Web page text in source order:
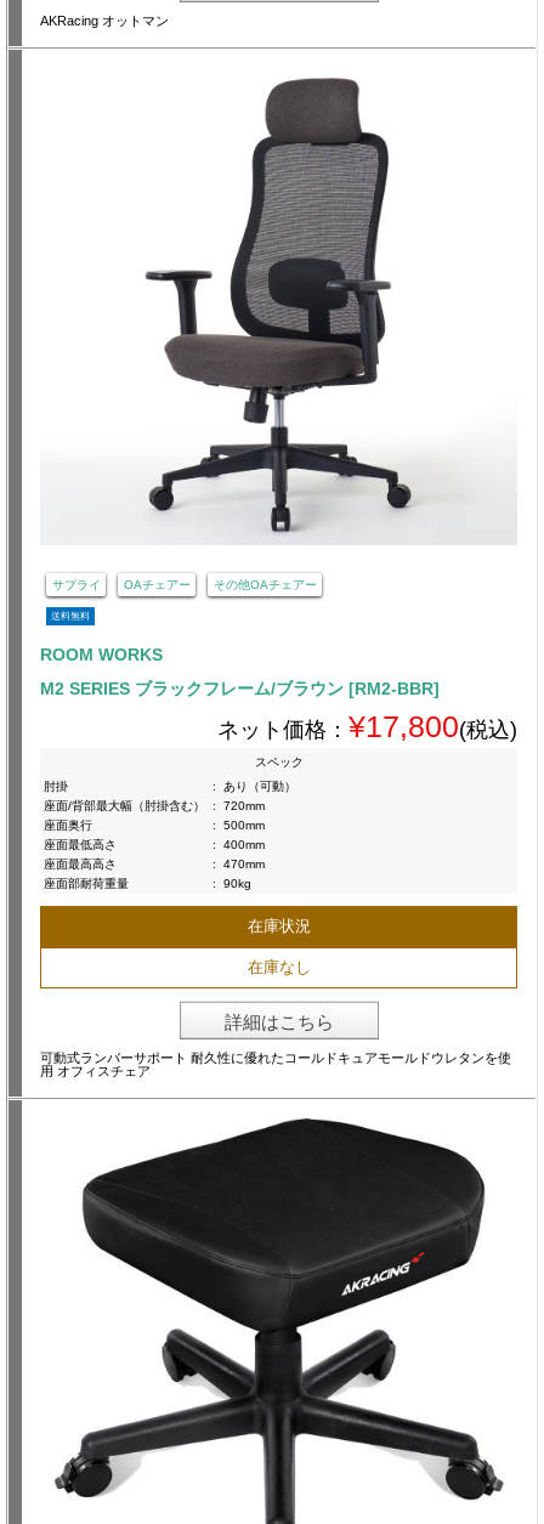
AKRacing オットマン
サプライ OAチェアー その他OAチェアー
送料無料
ROOM WORKS
M2 SERIES ブラックフレーム/ブラウン [RM2-BBR]
ネット価格： ¥17,800(税込)
スペック
肘掛
:
あり（可動）
座面/背部最大幅（肘掛含む）
:
720mm
座面奥行
:
500mm
座面最低高さ
:
400mm
座面最高高さ
:
470mm
座面部耐荷重量
: 90kg
在庫状況
在庫なし
詳細はこちら
可動式ランバーサポート 耐久性に優れたコールドキュアモールドウレタンを使
用 オフィスチェア